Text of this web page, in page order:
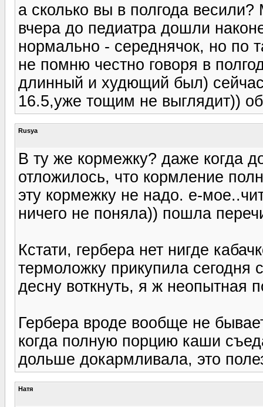
а сколько вы в полгода
вчера до педиатра дошли
нормально - середнячок, но по
не помню честно говоря в
длинный и худющий был)
16.5,уже тощим не выглядит))
Rusya
В ту же кормежку? даже когда
отложилось, что кормление
эту кормежку не надо. е-
ничего не поняла)) пошла
Кстати, гербера нет нигде
термоложку прикупила
десну воткнуть, я ж неопытная
Гербера вроде вообще не
когда полную порцию каши
дольше докармливала, это
Натя